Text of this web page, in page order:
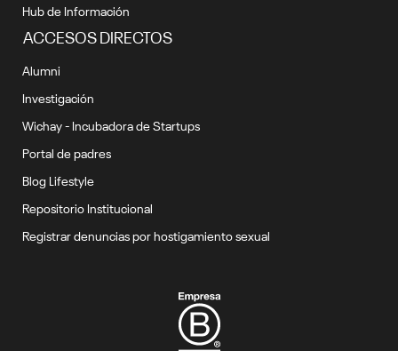
Hub de Información
ACCESOS DIRECTOS
Alumni
Investigación
Wichay - Incubadora de Startups
Portal de padres
Blog Lifestyle
Repositorio Institucional
Registrar denuncias por hostigamiento sexual